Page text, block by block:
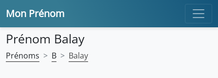
Mon Prénom
Prénom Balay
Prénoms B Balay